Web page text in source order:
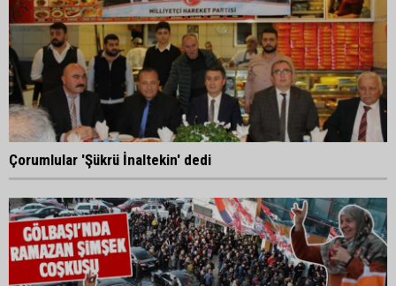
Çorumlular 'Şükrü İnaltekin' dedi